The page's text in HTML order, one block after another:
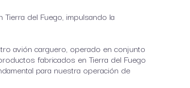
del Fuego, impulsando la
avión carguero, operado en conjunto
fabricados en Tierra del Fuego
para nuestra operación de